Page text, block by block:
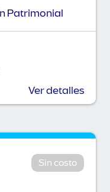
Patrimonial
Ver detalles
Sin costo